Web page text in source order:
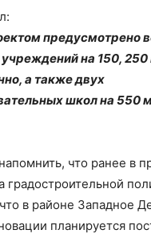
предусмотрено
на 150, 250
а также двух
школ на 550
что ранее в
градостроительной
в районе Западное
планируется